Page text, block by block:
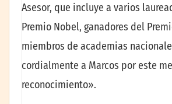
Asesor, que incluye a varios
Premio Nobel, ganadores del
miembros de academias
cordialmente a Marcos por este
reconocimiento».